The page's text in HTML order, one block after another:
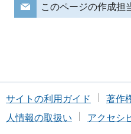
このページの作成担
サイトの利用ガイド 著作
人情報の取扱い
アクセシ